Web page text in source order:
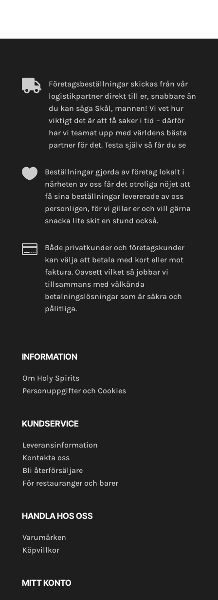

Företagsbeställningar skickas från vår
logistikpartner direkt till er, snabbare än
du kan säga Skål, mannen! Vi vet hur
viktigt det är att få saker i tid – därför
har vi teamat upp med världens bästa
partner för det. Testa själv så får du se

Beställningar gjorda av företag lokalt i
närheten av oss får det otroliga nöjet att
få sina beställningar levererade av oss
personligen, för vi gillar er och vill gärna
snacka lite skit en stund också.

Både privatkunder och företagskunder
kan välja att betala med kort eller mot
faktura. Oavsett vilket så jobbar vi
tillsammans med välkända
betalningslösningar som är säkra och
pålitliga.
INFORMATION
Om Holy Spirits
Personuppgifter och Cookies
KUNDSERVICE
Leveransinformation
Kontakta oss
Bli återförsäljare
För restauranger och barer
HANDLA HOS OSS
Varumärken
Köpvillkor
MITT KONTO